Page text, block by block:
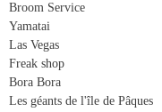
Broom Service
Yamatai
Las Vegas
Freak shop
Bora Bora
Les géants de l'île de Pâques